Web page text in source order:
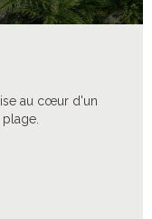
au cœur d'un